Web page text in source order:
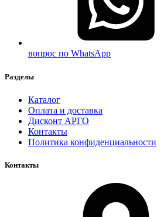
вопрос по WhatsApp
Разделы
Каталог
Оплата и доставка
Дисконт АРГО
Контакты
Политика конфиденциальности
Контакты